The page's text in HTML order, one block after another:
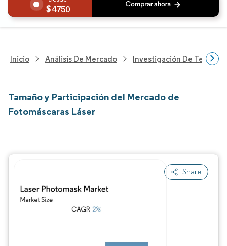
4750
Inicio Análisis De Mercado Investigación De
Tamaño y Participación del Mercado de
Fotomáscaras Láser
Share